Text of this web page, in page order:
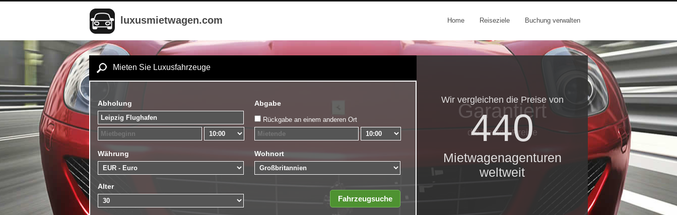
luxusmietwagen.com Home Reiseziele Buchung verwalten
Mieten Sie Luxusfahrzeuge
Abholung Abgabe
Rückgabe an einem anderen Ort
Währung Wohnort
Alter
Wir vergleichen die Preise von
440
Mietwagenagenturen
weltweit
Garantiert
die besten Preise